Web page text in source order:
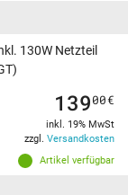
130W Netzteil
Artikel verfügbar
13900€
inkl. 19% MwSt
zzgl. Versandkosten